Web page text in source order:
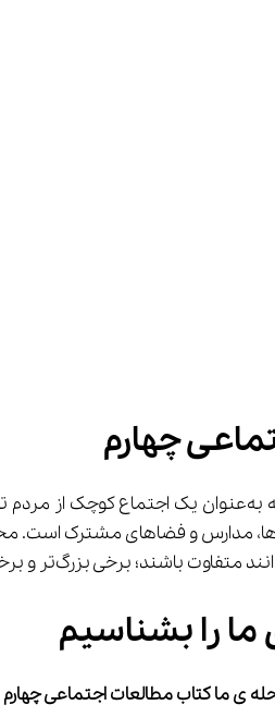
را بشناسیم
اجتماعی چهارم